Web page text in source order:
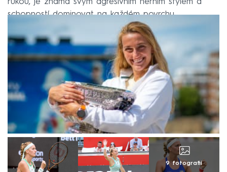
schopností dominovat na každém povrchu.
9 fotografií